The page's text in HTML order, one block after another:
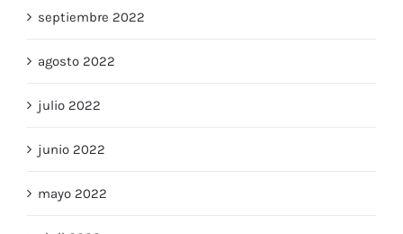
septiembre 2022
agosto 2022
julio 2022
junio 2022
mayo 2022